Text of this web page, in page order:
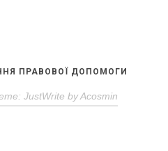
ПРАВОВОЇ ДОПОМОГИ
JustWrite byAcosmin